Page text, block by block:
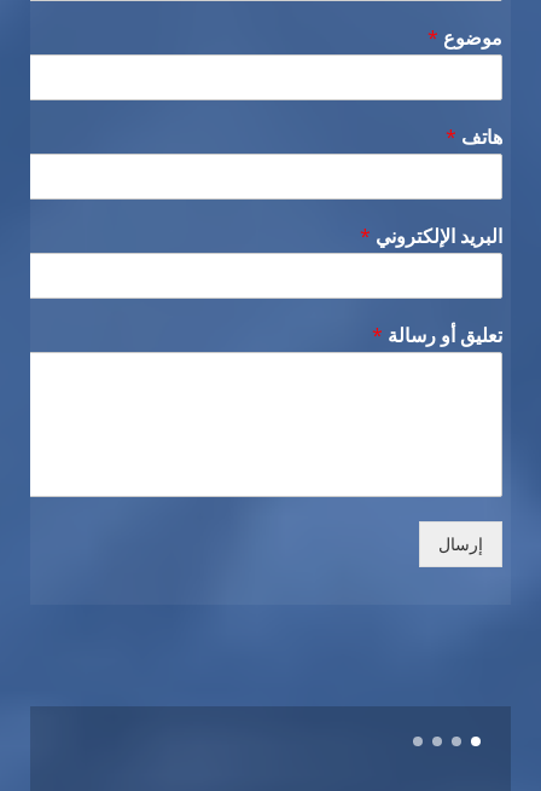
موضوع *
هاتف *
البريد الإلكتروني *
تعليق أو رسالة *
إرسال